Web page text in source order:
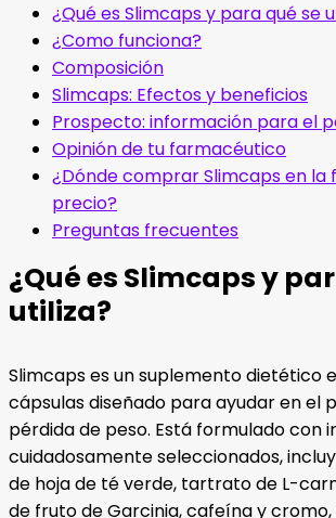
¿Qué es Slimcaps y para qué se
¿Como funciona?
Composición
Slimcaps: Efectos y beneficios
Prospecto: información para el
Opinión de tu farmacéutico
¿Dónde comprar Slimcaps en la
precio?
Preguntas frecuentes
¿Qué es Slimcaps y
utiliza?
Slimcaps es un suplemento dietético
cápsulas diseñado para ayudar en el
pérdida de peso. Está formulado con
cuidadosamente seleccionados,
de hoja de té verde, tartrato de L-
de fruto de Garcinia, cafeína y